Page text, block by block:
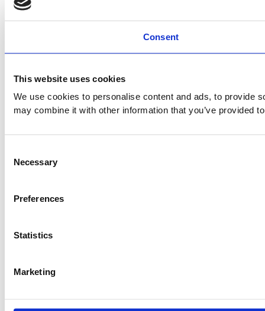
Consent
This website uses cookies
We use cookies to personalise content and ads, to provide
may combine it with other information that you’ve provided
Selection
Necessary
Preferences
Statistics
Marketing